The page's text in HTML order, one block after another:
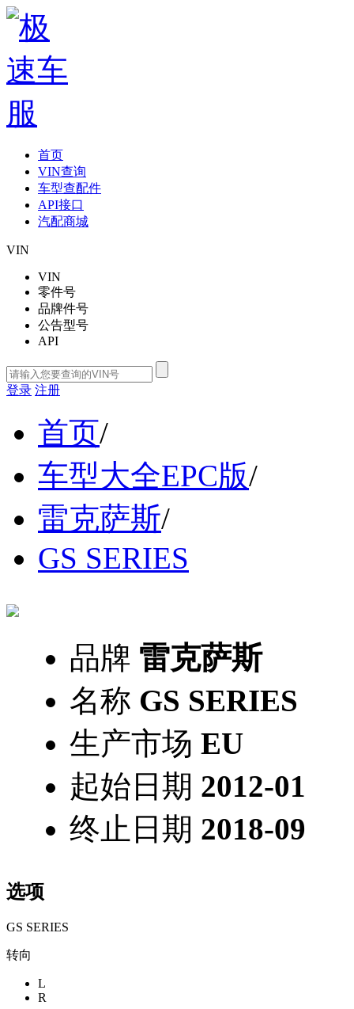
首页
VIN查询
车型查配件
API接口
汽配商城
VIN
VIN
零件号
品牌件号
公告型号
API
登录 注册
首页/
车型大全EPC版/
雷克萨斯/
GS SERIES
品牌 雷克萨斯
名称 GS SERIES
生产市场 EU
起始日期 2012-01
终止日期 2018-09
选项
GS SERIES
转向
L
R